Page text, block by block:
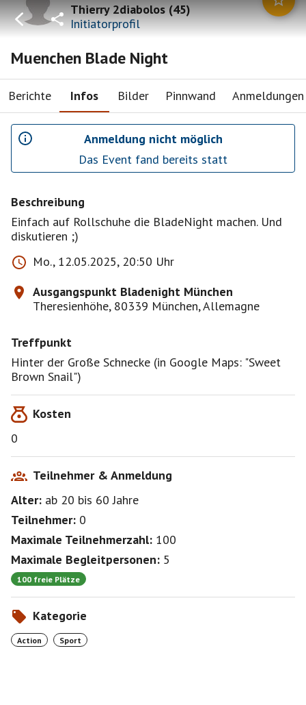
Thierry 2diabolos(45)
Initiatorprofil
Muenchen Blade Night
Berichte Infos Bilder Pinnwand Anmeldungen
Anmeldung nicht möglich
Das Event fand bereits statt
Beschreibung
Einfach auf Rollschuhe die BladeNight machen. Und
diskutieren ;)
Mo., 12.05.2025, 20:50 Uhr
Ausgangspunkt Bladenight München
Theresienhöhe, 80339 München, Allemagne
Treffpunkt
Hinter der Große Schnecke (in Google Maps: "Sweet
Brown Snail")
Kosten
0
Teilnehmer & Anmeldung
Alter: ab 20 bis 60Jahre
Teilnehmer: 0
Maximale Teilnehmerzahl: 100
Maximale Begleitpersonen: 5
100 freie Plätze
Kategorie
Action Sport